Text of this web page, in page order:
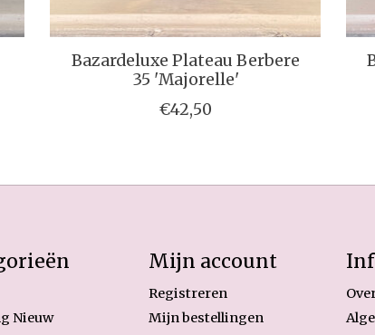
Bazardeluxe Plateau Berbere
35 'Majorelle'
€42,50
Nieuw
Mijn account
Registreren
Mijn bestellingen